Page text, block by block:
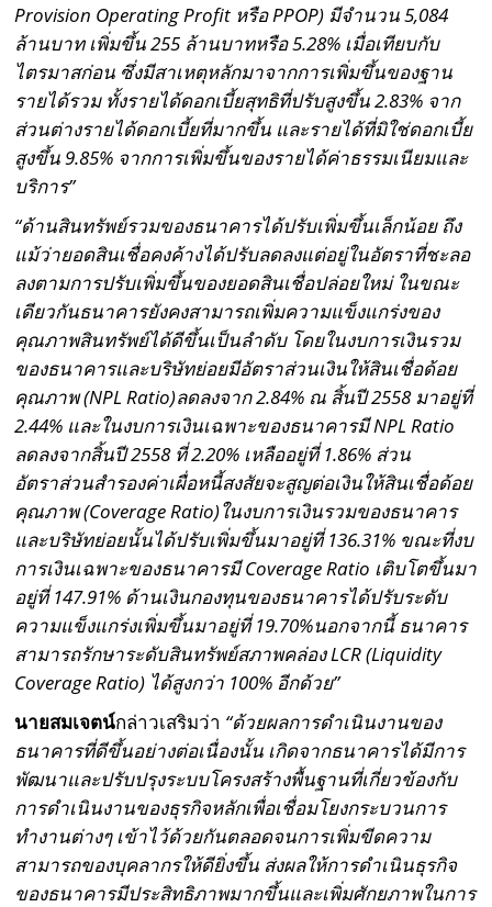
Provision Operating Profit หรือ PPOP) มีจำนวน 5,084
ล้านบาท เพิ่มขึ้น 255 ล้านบาทหรือ 5.28% เมื่อเทียบกับ
ไตรมาสก่อน ซึ่งมีสาเหตุหลักมาจากการเพิ่มขึ้นของฐาน
รายได้รวม ทั้งรายได้ดอกเบี้ยสุทธิที่ปรับสูงขึ้น 2.83% จาก
ส่วนต่างรายได้ดอกเบี้ยที่มากขึ้น และรายได้ที่มิใช่ดอกเบี้ย
สูงขึ้น 9.85% จากการเพิ่มขึ้นของรายได้ค่าธรรมเนียมและ
บริการ”
“ด้านสินทรัพย์รวมของธนาคารได้ปรับเพิ่มขึ้นเล็กน้อย ถึง
แม้ว่ายอดสินเชื่อคงค้างได้ปรับลดลงแต่อยู่ในอัตราที่ชะลอ
ลงตามการปรับเพิ่มขึ้นของยอดสินเชื่อปล่อยใหม่ ในขณะ
เดียวกันธนาคารยังคงสามารถเพิ่มความแข็งแกร่งของ
คุณภาพสินทรัพย์ได้ดีขึ้นเป็นลำดับ โดยในงบการเงินรวม
ของธนาคารและบริษัทย่อยมีอัตราส่วนเงินให้สินเชื่อด้อย
คุณภาพ (NPL Ratio)ลดลงจาก 2.84% ณ สิ้นปี 2558 มาอยู่ที่
2.44% และในงบการเงินเฉพาะของธนาคารมี NPL Ratio
ลดลงจากสิ้นปี 2558 ที่ 2.20% เหลืออยู่ที่ 1.86% ส่วน
อัตราส่วนสำรองค่าเผื่อหนี้สงสัยจะสูญต่อเงินให้สินเชื่อด้อย
คุณภาพ (Coverage Ratio)ในงบการเงินรวมของธนาคาร
และบริษัทย่อยนั้นได้ปรับเพิ่มขึ้นมาอยู่ที่ 136.31% ขณะที่งบ
การเงินเฉพาะของธนาคารมี Coverage Ratio เติบโตขึ้นมา
อยู่ที่ 147.91% ด้านเงินกองทุนของธนาคารได้ปรับระดับ
ความแข็งแกร่งเพิ่มขึ้นมาอยู่ที่ 19.70%นอกจากนี้ ธนาคาร
สามารถรักษาระดับสินทรัพย์สภาพคล่อง LCR (Liquidity
Coverage Ratio) ได้สูงกว่า 100% อีกด้วย”
นายสมเจตน์กล่าวเสริมว่า “ด้วยผลการดำเนินงานของ
ธนาคารที่ดีขึ้นอย่างต่อเนื่องนั้น เกิดจากธนาคารได้มีการ
พัฒนาและปรับปรุงระบบโครงสร้างพื้นฐานที่เกี่ยวข้องกับ
การดำเนินงานของธุรกิจหลักเพื่อเชื่อมโยงกระบวนการ
ทำงานต่างๆ เข้าไว้ด้วยกันตลอดจนการเพิ่มขีดความ
สามารถของบุคลากรให้ดียิ่งขึ้น ส่งผลให้การดำเนินธุรกิจ
ของธนาคารมีประสิทธิภาพมากขึ้นและเพิ่มศักยภาพในการ